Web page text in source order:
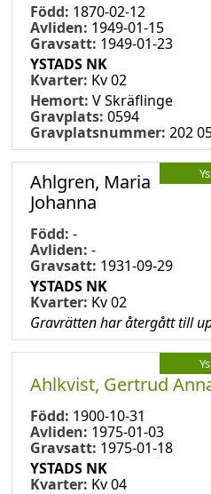
Född: 1870-02-12
Avliden: 1949-01-15
Gravsatt: 1949-01-23
YSTADS NK
Kvarter: Kv 02
Hemort: V Skräflinge
Gravplats: 0594
Gravplatsnummer: 202
Ahlgren, Maria
Johanna
Född: -
Avliden: -
Gravsatt: 1931-09-29
YSTADS NK
Kvarter: Kv 02
Gravrätten har återgått till
Ahlkvist, Gertrud
Född: 1900-10-31
Avliden: 1975-01-03
Gravsatt: 1975-01-18
YSTADS NK
Kvarter: Kv 04